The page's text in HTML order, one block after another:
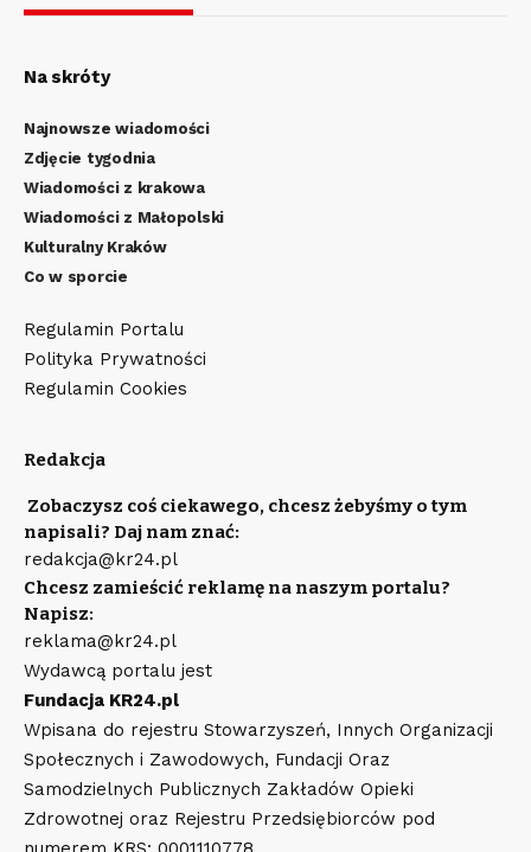
Na skróty
Najnowsze wiadomości
Zdjęcie tygodnia
Wiadomości z krakowa
Wiadomości z Małopolski
Kulturalny Kraków
Co w sporcie
Regulamin Portalu
Polityka Prywatności
Regulamin Cookies
Redakcja
Zobaczysz coś ciekawego, chcesz żebyśmy o tym
napisali? Daj nam znać:
redakcja@kr24.pl
Chcesz zamieścić reklamę na naszym portalu?
Napisz:
reklama@kr24.pl
Wydawcą portalu jest
Fundacja KR24.pl
Wpisana do rejestru Stowarzyszeń, Innych Organizacji
Społecznych i Zawodowych, Fundacji Oraz
Samodzielnych Publicznych Zakładów Opieki
Zdrowotnej oraz Rejestru Przedsiębiorców pod